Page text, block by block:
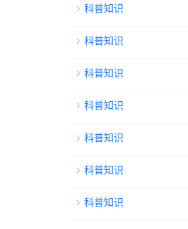
科普知识
科普知识
科普知识
科普知识
科普知识
科普知识
科普知识